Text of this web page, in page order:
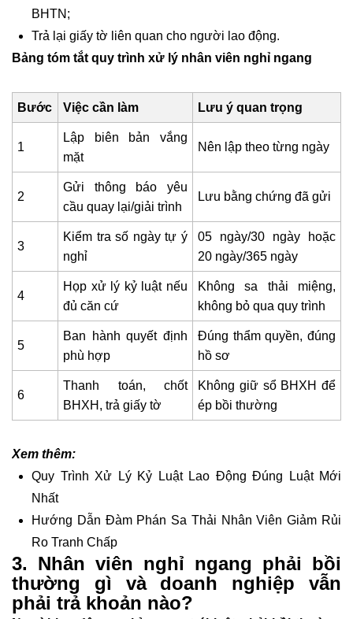
BHTN;
Trả lại giấy tờ liên quan cho người lao động.
Bảng tóm tắt quy trình xử lý nhân viên nghỉ ngang
Bước Việc cần làm Lưu ý quan trọng
1
Lập biên bản vắng
mặt
Nên lập theo từng ngày
2
Gửi thông báo yêu
cầu quay lại/giải trình
Lưu bằng chứng đã gửi
3
Kiểm tra số ngày tự ý
nghỉ
05 ngày/30 ngày hoặc
20 ngày/365 ngày
4
Họp xử lý kỷ luật nếu
đủ căn cứ
Không sa thải miệng,
không bỏ qua quy trình
5
Ban hành quyết định
phù hợp
Đúng thẩm quyền, đúng
hồ sơ
6
Thanh toán, chốt
BHXH, trả giấy tờ
Không giữ sổ BHXH để
ép bồi thường
Xem thêm:
Quy Trình Xử Lý Kỷ Luật Lao Động Đúng Luật Mới
Nhất
Hướng Dẫn Đàm Phán Sa Thải Nhân Viên Giảm Rủi
Ro Tranh Chấp
3. Nhân viên nghỉ ngang phải bồi
thường gì và doanh nghiệp vẫn
phải trả khoản nào?